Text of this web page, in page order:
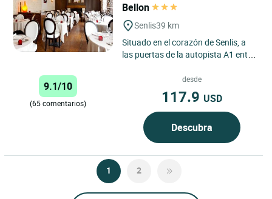
Bellon
Senlis39 km
Situado en el corazón de Senlis, a
las puertas de la autopista A1 entre
9.1/10
(65 comentarios)
desde
117.9 USD
Descubra
1 2